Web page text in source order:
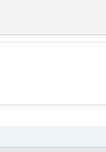
💕